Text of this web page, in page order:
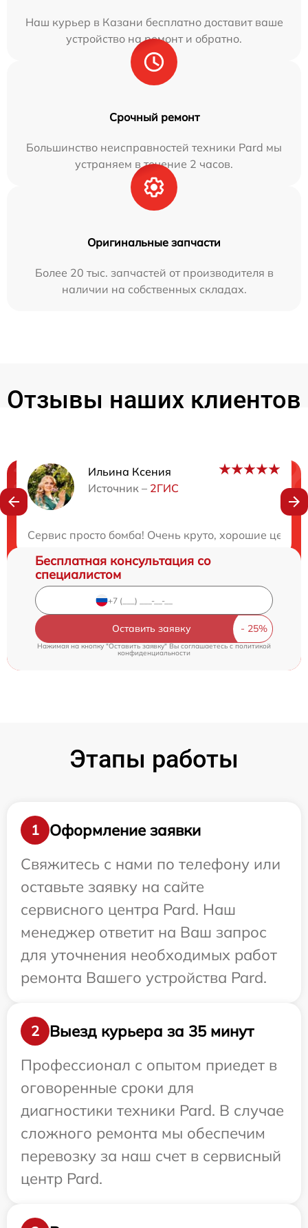
Наш курьер в Казани бесплатно доставит ваше
устройство на ремонт и обратно.
Срочный ремонт
Большинство неисправностей техники Pard мы
устраняем в течение 2 часов.
Оригинальные запчасти
Более 20 тыс. запчастей от производителя в
наличии на собственных складах.
Отзывы наших клиентов
Ильина Ксения
Источник – 2ГИС
Сервис просто бомба! Очень круто, хорошие цены
Нужна консультация?
Бесплатная консультация со
специалистом
Оставить заявку
Нажимая на кнопку "Оставить заявку" Вы соглашаетесь c политикой
конфиденциальности
Этапы работы
1
Оформление заявки
Свяжитесь с нами по телефону или
оставьте заявку на сайте
сервисного центра Pard. Наш
менеджер ответит на Ваш запрос
для уточнения необходимых работ
ремонта Вашего устройства Pard.
2
Выезд курьера за 35 минут
Профессионал с опытом приедет в
оговоренные сроки для
диагностики техники Pard. В случае
сложного ремонта мы обеспечим
перевозку за наш счет в сервисный
центр Pard.